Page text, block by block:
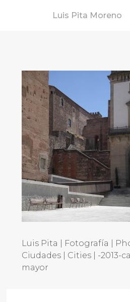
Luis Pita Moreno
Luis Pita | Fotografía |
Ciudades | Cities | -2013-
mayor